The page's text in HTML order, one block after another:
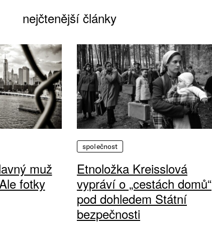
nejčtenější články
muž
fotky
společnost
Etnoložka Kreisslová
vypráví o „cestách domů“
pod dohledem Státní
bezpečnosti